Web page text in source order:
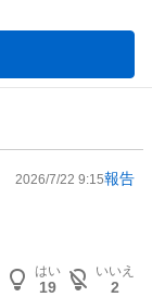
2026/7/22 9:15報告
はい
19
いいえ
2